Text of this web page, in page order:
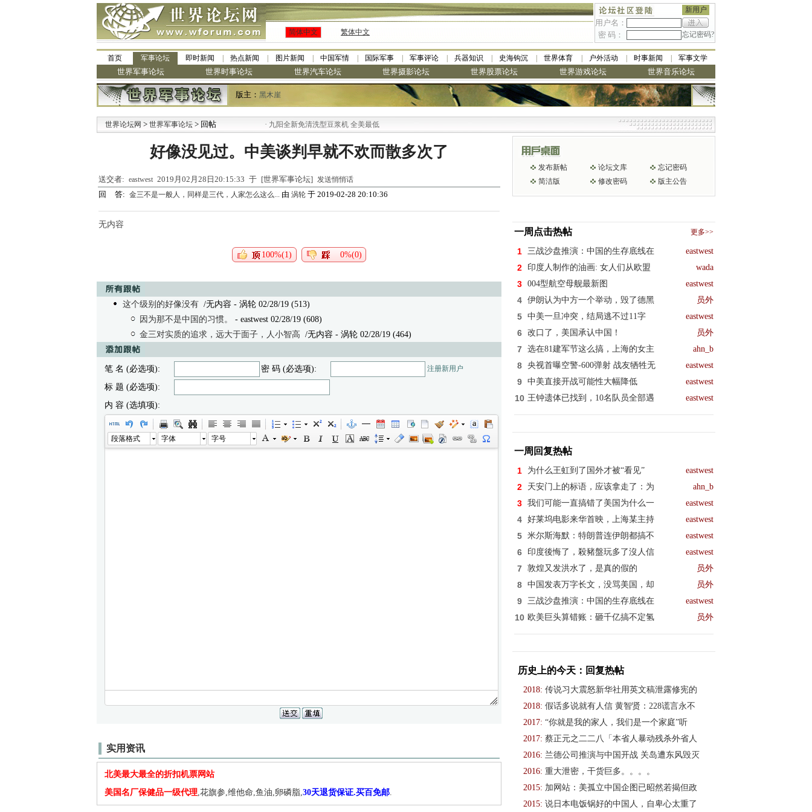
新用户
用户名：
密 码：
忘记密码?
简体中文 繁体中文
首页 军事论坛 即时新闻 热点新闻 图片新闻 中国军情 国际军事 军事评论 兵器知识 史海钩沉 世界体育 户外活动 时事新闻 军事文学
世界军事论坛 世界时事论坛 世界汽车论坛 世界摄影论坛 世界股票论坛 世界游戏论坛 世界音乐论坛
版主： 黑木崖
世界论坛网 > 世界军事论坛 > 回帖 九阳全新免清洗型豆浆机 全美最低
好像没见过。中美谈判早就不欢而散多次了
送交者: eastwest 2019月02月28日20:15:33 于 [世界军事论坛] 发送悄悄话
回 答: 金三不是一般人，同样是三代，人家怎么这么... 由 涡轮 于 2019-02-28 20:10:36
无内容
100%(1) 0%(0)
这个级别的好像没有 /无内容 - 涡轮 02/28/19 (513)
因为那不是中国的习惯。
- eastwest 02/28/19 (608)
金三对实质的追求，远大于面子，人小智高 /无内容 - 涡轮 02/28/19 (464)
笔 名 (必选项): 密 码 (必选项): 注册新用户
标 题 (必选项):
内 容 (选填项):
段落格式 字体 字号
实用资讯
北美最大最全的折扣机票网站
美国名厂保健品一级代理,花旗参,维他命,鱼油,卵磷脂,30天退货保证.买百免邮.
发布新帖 论坛文库
忘记密码
简洁版
修改密码 版主公告
一周点击热帖 更多>>
1 三战沙盘推演：中国的生存底线在 eastwest
2 印度人制作的油画: 女人们从欧盟 wada
3 004型航空母舰最新图 eastwest
4 伊朗认为中方一个举动，毁了德黑 员外
5 中美一旦冲突，结局逃不过11字 eastwest
6 改口了，美国承认中国！ 员外
7 选在81建军节这么搞，上海的女主 ahn_b
8 央视首曝空警-600弹射 战友牺牲无 eastwest
9 中美直接开战可能性大幅降低 eastwest
10 王钟遗体已找到，10名队员全部遇 eastwest
一周回复热帖
1 为什么王虹到了国外才被“看见” eastwest
2 天安门上的标语，应该拿走了：为 ahn_b
3 我们可能一直搞错了美国为什么一 eastwest
4 好莱坞电影来华首映，上海某主持 eastwest
5 米尔斯海默：特朗普连伊朗都搞不 eastwest
6 印度後悔了，殺豬盤玩多了沒人信 eastwest
7 敦煌又发洪水了，是真的假的 员外
8 中国发表万字长文，没骂美国，却 员外
9 三战沙盘推演：中国的生存底线在 eastwest
10 欧美巨头算错账：砸千亿搞不定氢 员外
历史上的今天：回复热帖
2018: 传说习大震怒新华社用英文稿泄露修宪的
2018: 假话多说就有人信 黄智贤：228谎言永不
2017: “你就是我的家人，我们是一个家庭”听
2017: 蔡正元之二二八「本省人暴动残杀外省人
2016: 兰德公司推演与中国开战 关岛遭东风毁灭
2016: 重大泄密，干货巨多。。。。
2015: 加网站：美孤立中国企图已昭然若揭但政
2015: 说日本电饭锅好的中国人，自卑心太重了